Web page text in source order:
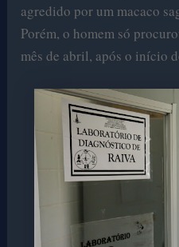
agredido por um macaco
Porém, o homem só
mês de abril, após o início